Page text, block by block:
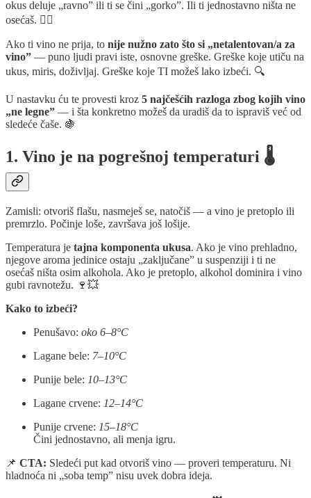
okus deluje „ravno” ili ti se čini „gorko”. Ili ti jednostavno ništa ne
osećaš. 🤷‍♂️
Ako ti vino ne prija, to nije nužno zato što si „netalentovan/a za
vino” — puno ljudi pravi iste, osnovne greške. Greške koje utiču na
ukus, miris, doživljaj. Greške koje TI možeš lako izbeći. 🔍
U nastavku ću te provesti kroz 5 najčešćih razloga zbog kojih vino
„ne legne” — i šta konkretno možeš da uradiš da to ispraviš već od
sledeće čaše. 🍇
1. Vino je na pogrešnoj temperaturi 🌡️
Zamisli: otvoriš flašu, nasmeješ se, natočiš — a vino je pretoplo ili
premrzlo. Počinje loše, završava još lošije.
Temperatura je tajna komponenta ukusa. Ako je vino prehladno,
njegove aroma jedinice ostaju „zaključane” u suspenziji i ti ne
osećaš ništa osim alkohola. Ako je pretoplo, alkohol dominira i vino
gubi ravnotežu. 🍷💥
Kako to izbeći?
Penušavo: oko 6–8°C
Lagane bele: 7–10°C
Punije bele: 10–13°C
Lagane crvene: 12–14°C
Punije crvene: 15–18°C
Čini jednostavno, ali menja igru.
📌 CTA: Sledeći put kad otvoriš vino — proveri temperaturu. Ni
hladnoća ni „soba temp” nisu uvek dobra ideja.